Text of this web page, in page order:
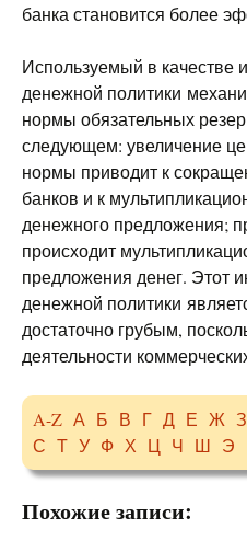
банка становится более
Используемый в качестве
денежной политики
нормы обязательных
следующем: увеличение
нормы приводит к
банков и к
денежного предложения;
происходит
предложения денег. Этот
денежной политики
достаточно грубым,
деятельности
A-Z А Б В Г Д Е Ж З
С Т У Ф Х Ц Ч Ш Э
Похожие записи: